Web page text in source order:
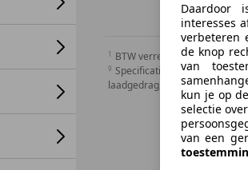
BTW verrekenbaar
Specificatie van de fabrikant
laadgedrag, kan de radius van
Daardoor
interesses
verbeteren
de knop
van
kun je op
selectie
van een